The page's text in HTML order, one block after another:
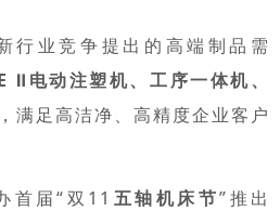
行业竞争提出的高端制品需
Ⅱ电动注塑机、工序一体机、
，满足高洁净、高精度企业客户
首届“双11 五轴机床节”推出